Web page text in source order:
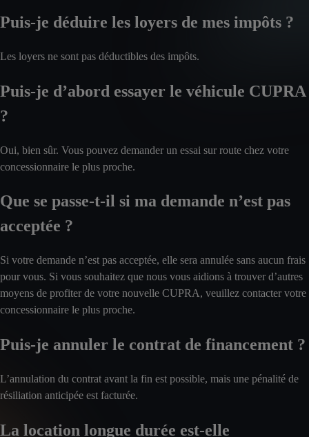
Puis-je déduire les loyers de mes impôts ?
Les loyers ne sont pas déductibles des impôts.
Puis-je d’abord essayer le véhicule CUPRA
?
Oui, bien sûr. Vous pouvez demander un essai sur route chez votre
concessionnaire le plus proche.
Que se passe-t-il si ma demande n’est pas
acceptée ?
Si votre demande n’est pas acceptée, elle sera annulée sans aucun frais
pour vous. Si vous souhaitez que nous vous aidions à trouver d’autres
moyens de profiter de votre nouvelle CUPRA, veuillez contacter votre
concessionnaire le plus proche.
Puis-je annuler le contrat de financement ?
L’annulation du contrat avant la fin est possible, mais une pénalité de
résiliation anticipée est facturée.
La location longue durée est-elle